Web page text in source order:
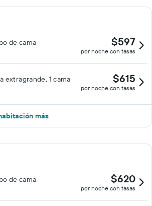
cerca del alojamiento (es posible que se
de cama
$597
por noche con tasas
extragrande, 1 cama
$615
por noche con tasas
más
de cama
$620
por noche con tasas